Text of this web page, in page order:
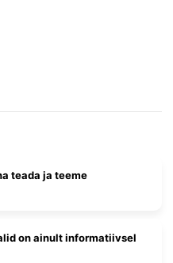
teada ja teeme
on ainult informatiivsel